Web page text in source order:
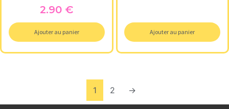
2.90 €
Ajouter au panier Ajouter au panier
1 2 →